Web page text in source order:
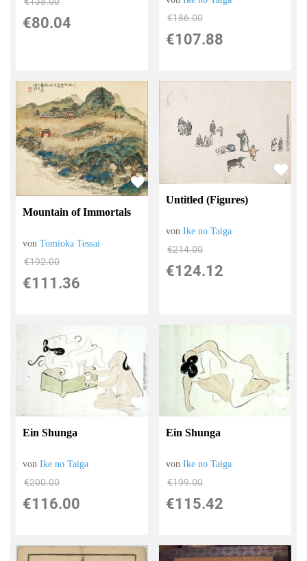
€80.04 €186.00
€107.88
Mountain of Immortals
vonTomioka Tessai
€192.00
€111.36
Untitled (Figures)
vonIke no Taiga
€214.00
€124.12
Ein Shunga
vonIke no Taiga
€200.00
€116.00
Ein Shunga
vonIke no Taiga
€199.00
€115.42